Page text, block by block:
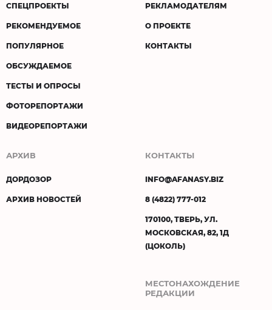
СПЕЦПРОЕКТЫ
РЕКОМЕНДУЕМОЕ
ПОПУЛЯРНОЕ
ОБСУЖДАЕМОЕ
ТЕСТЫ И ОПРОСЫ
ФОТОРЕПОРТАЖИ
ВИДЕОРЕПОРТАЖИ
РЕКЛАМОДАТЕЛЯМ
О ПРОЕКТЕ
КОНТАКТЫ
АРХИВ
ДОРДОЗОР
АРХИВ НОВОСТЕЙ
КОНТАКТЫ
INFO@AFANASY.BIZ
8 (4822) 777-012
170100, ТВЕРЬ, УЛ.
МОСКОВСКАЯ, 82, 1Д
(ЦОКОЛЬ)
МЕСТОНАХОЖДЕНИЕ
РЕДАКЦИИ